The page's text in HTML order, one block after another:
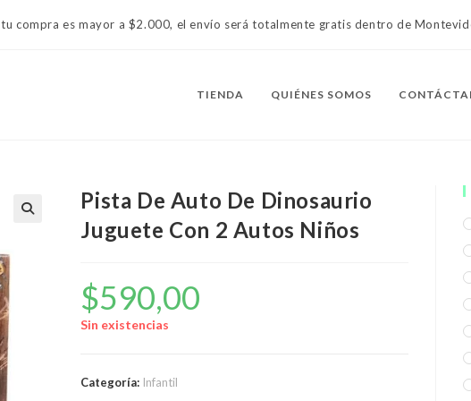
compra es mayor a $2.000, el envío será totalmente gratis dentro de
TIENDA QUIÉNES SOMOS
Pista De Auto De Dinosaurio
Juguete Con 2 Autos Niños
$590,00
Sin existencias
Categoría: Infantil